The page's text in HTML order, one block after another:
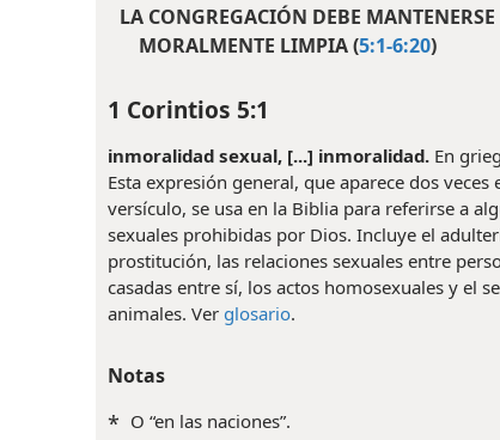
LA CONGREGACIÓN DEBE MANTENERSE
MORALMENTE LIMPIA (5:1-6:20)
1 Corintios 5:1
inmoralidad sexual, [...] inmoralidad. En
Esta expresión general, que aparece dos veces en este
versículo, se usa en la Biblia para referirse a
sexuales prohibidas por Dios. Incluye el
prostitución, las relaciones sexuales entre
casadas entre sí, los actos homosexuales y el
animales. Ver glosario.
Notas
* O “en las naciones”.